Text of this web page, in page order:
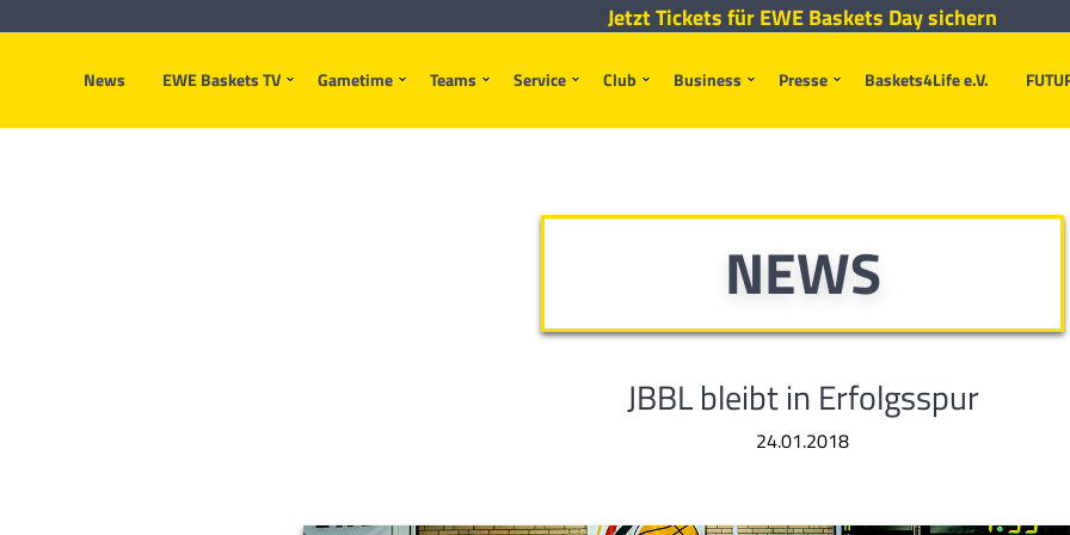
News EWE Baskets TV Gametime Teams Service Club Business Presse Baskets4Life e.V.
Jetzt Tickets für EWE Baskets Day sichern
NEWS
JBBL bleibt in Erfolgsspur
24.01.2018